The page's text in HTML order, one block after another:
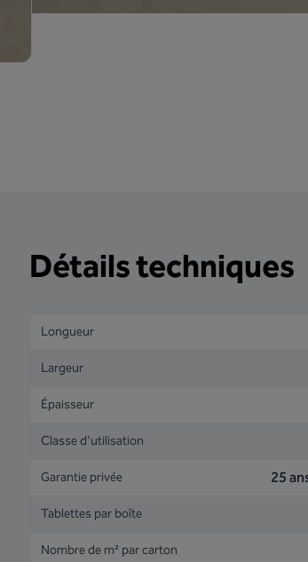
Détails techniques
Longueur
Largeur
Épaisseur
Classe d'utilisation
Garantie privée 25
Tablettes par boîte
Nombre de m² par carton